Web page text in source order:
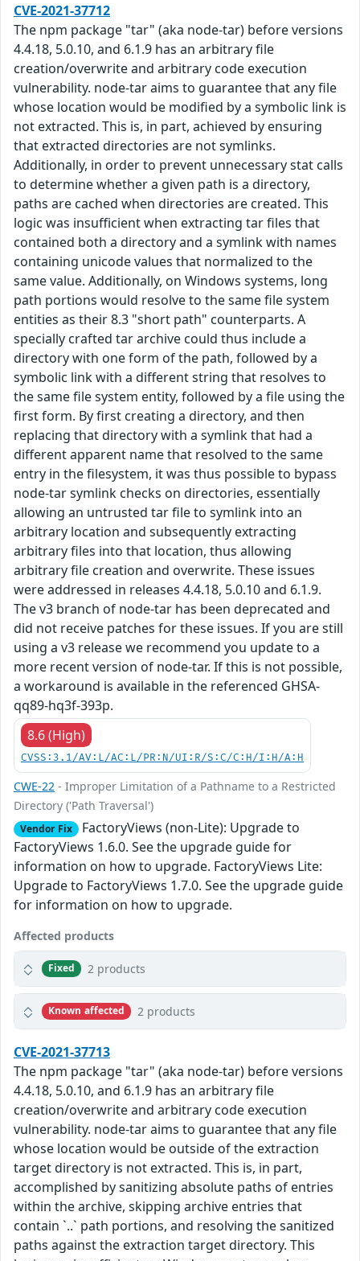
CVE-2021-37712
The npm package "tar" (aka node-tar) before versions
4.4.18, 5.0.10, and 6.1.9 has an arbitrary file
creation/overwrite and arbitrary code execution
vulnerability. node-tar aims to guarantee that any file
whose location would be modified by a symbolic link is
not extracted. This is, in part, achieved by ensuring
that extracted directories are not symlinks.
Additionally, in order to prevent unnecessary stat calls
to determine whether a given path is a directory,
paths are cached when directories are created. This
logic was insufficient when extracting tar files that
contained both a directory and a symlink with names
containing unicode values that normalized to the
same value. Additionally, on Windows systems, long
path portions would resolve to the same file system
entities as their 8.3 "short path" counterparts. A
specially crafted tar archive could thus include a
directory with one form of the path, followed by a
symbolic link with a different string that resolves to
the same file system entity, followed by a file using the
first form. By first creating a directory, and then
replacing that directory with a symlink that had a
different apparent name that resolved to the same
entry in the filesystem, it was thus possible to bypass
node-tar symlink checks on directories, essentially
allowing an untrusted tar file to symlink into an
arbitrary location and subsequently extracting
arbitrary files into that location, thus allowing
arbitrary file creation and overwrite. These issues
were addressed in releases 4.4.18, 5.0.10 and 6.1.9.
The v3 branch of node-tar has been deprecated and
did not receive patches for these issues. If you are still
using a v3 release we recommend you update to a
more recent version of node-tar. If this is not possible,
a workaround is available in the referenced GHSA-
qq89-hq3f-393p.
8.6 (High)
CVSS:3.1/AV:L/AC:L/PR:N/UI:R/S:C/C:H/I:H/A:H
CWE-22 - Improper Limitation of a Pathname to a Restricted
Directory ('Path Traversal')
Vendor Fix FactoryViews (non-Lite): Upgrade to
FactoryViews 1.6.0. See the upgrade guide for
information on how to upgrade. FactoryViews Lite:
Upgrade to FactoryViews 1.7.0. See the upgrade guide
for information on how to upgrade.
Affected products
Fixed 2 products
Known affected 2 products
CVE-2021-37713
The npm package "tar" (aka node-tar) before versions
4.4.18, 5.0.10, and 6.1.9 has an arbitrary file
creation/overwrite and arbitrary code execution
vulnerability. node-tar aims to guarantee that any file
whose location would be outside of the extraction
target directory is not extracted. This is, in part,
accomplished by sanitizing absolute paths of entries
within the archive, skipping archive entries that
contain `..` path portions, and resolving the sanitized
paths against the extraction target directory. This